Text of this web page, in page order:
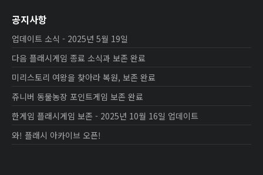
공지사항
업데이트 소식 - 2025년 5월 19일
다음 플래시게임 종료 소식과 보존 완료
미리스토리 여왕을 찾아라 복원, 보존 완료
쥬니버 동물농장 포인트게임 보존 완료
한게임 플래시게임 보존 - 2025년 10월 16일 업데이트
와! 플래시 아카이브 오픈!